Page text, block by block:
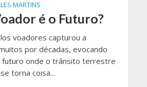
MARTINS
é o Futuro?
voadores capturou a
por décadas, evocando
futuro onde o trânsito terrestre
torna coisa...